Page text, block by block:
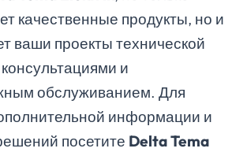
качественные продукты, но и
ваши проекты технической
и
обслуживанием. Для
информации и
посетите Delta Tema